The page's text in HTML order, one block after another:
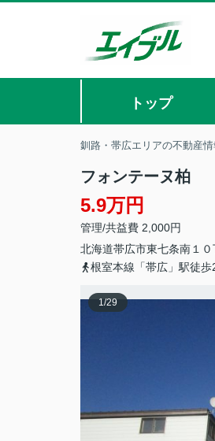
トップ
釧路・帯広エリアの不動産
フォンテーヌ柏
5.9万円
管理/共益費 2,000円
北海道帯広市東七条南 １
根室本線「帯広」駅徒歩
1/29